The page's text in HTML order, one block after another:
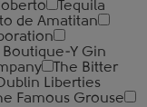
Tequila
de Amatitan
Boutique-Y Gin
The Bitter
Dublin Liberties
Famous Grouse